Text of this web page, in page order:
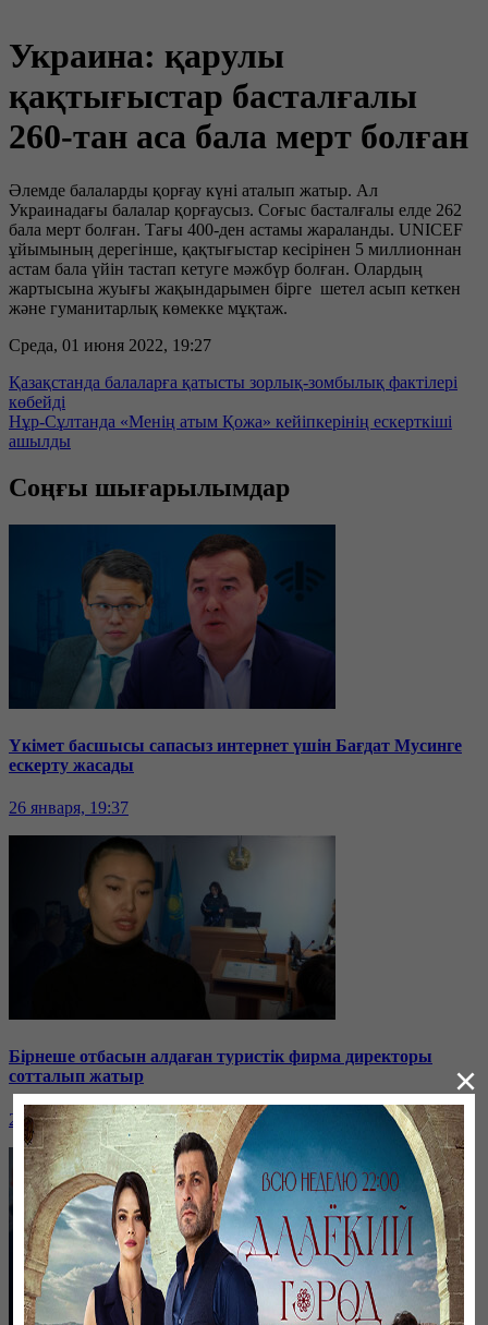
Украина: қарулы
қақтығыстар басталғалы
260-тан аса бала мерт болған
Әлемде балаларды қорғау күні аталып жатыр. Ал
Украинадағы балалар қорғаусыз. Соғыс басталғалы елде 262
бала мерт болған. Тағы 400-ден астамы жараланды. UNICEF
ұйымының дерегінше, қақтығыстар кесірінен 5 миллионнан
астам бала үйін тастап кетуге мәжбүр болған. Олардың
жартысына жуығы жақындарымен бірге шетел асып кеткен
және гуманитарлық көмекке мұқтаж.
Среда, 01 июня 2022, 19:27
Қазақстанда балаларға қатысты зорлық-зомбылық фактілері
көбейді
Нұр-Сұлтанда «Менің атым Қожа» кейіпкерінің ескерткіші
ашылды
Соңғы шығарылымдар
Үкімет басшысы сапасыз интернет үшін Бағдат Мусинге
ескерту жасады
26 января, 19:37
Бірнеше отбасын алдаған туристік фирма директоры
сотталып жатыр
26 января, 19:36
×